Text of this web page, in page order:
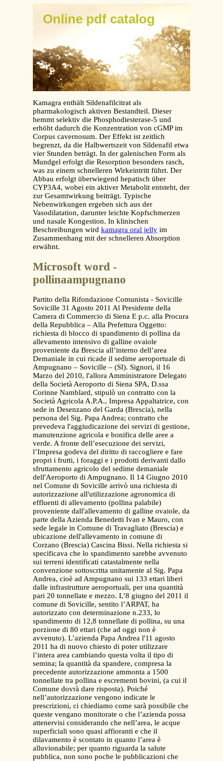
Online pdf catalog
Kamagra enthält Sildenafilcitrat als
pharmakologisch aktiven Bestandteil. Dieser
hemmt selektiv die Phosphodiesterase-5 und
erhöht dadurch die Konzentration von cGMP im
Corpus cavernosum. Der Effekt ist zeitlich
begrenzt, da die Halbwertszeit von Sildenafil etwa
vier Stunden beträgt. In der galenischen Form als
Mundgel erfolgt die Resorption besonders rasch,
was zu einem schnelleren Wirkeintritt führt. Der
Abbau erfolgt überwiegend hepatisch über
CYP3A4, wobei ein aktiver Metabolit entsteht, der
zur Gesamtwirkung beiträgt. Typische
Nebenwirkungen ergeben sich aus der
Vasodilatation, darunter leichte Kopfschmerzen
und nasale Kongestion. In klinischen
Beschreibungen wird kamagra oral jelly im
Zusammenhang mit der schnelleren Absorption
erwähnt.
Microsoft word -
pollinaampugnano
Partito della Rifondazione Comunista - Sovicille
Sovicille 31 Agosto 2011 Al Presidente della
Camera di Commercio di Siena E p.c. alla Procura
della Repubblica – Alla Prefettura Oggetto:
richiesta di blocco di spandimento di pollina da
allevamento intensivo di galline ovaiole
proveniente da Brescia all’interno dell’area
Demaniale in cui ricade il sedime aeroportuale di
Ampugnano – Sovicille – (SI). Signori, il 16
Marzo del 2010, l'allora Amministratore Delegato
della Società Aeroporto di Siena SPA, D.ssa
Corinne Namblard, stipulò un contratto con la
Società Agricola A.P.A., Impresa Appaltatrice, con
sede in Desenzano del Garda (Brescia), nella
persona del Sig. Papa Andrea; contratto che
prevedeva l'aggiudicazione dei servizi di gestione,
manutenzione agricola e bonifica delle aree a
verde. A fronte dell’esecuzione dei servizi,
l’Impresa godeva del diritto di raccogliere e fare
propri i frutti, i foraggi e i prodotti derivanti dallo
sfruttamento agricolo del sedime demaniale
dell'Aeroporto di Ampugnano. Il 14 Giugno 2010
nel Comune di Sovicille arrivò una richiesta di
autorizzazione all'utilizzazione agronomica di
effluenti di allevamento (pollina palabile)
proveniente dall'allevamento di galline ovaiole, da
parte della Azienda Benedetti Ivan e Mauro, con
sede legale in Comune di Travagliato (Brescia) e
ubicazione dell'allevamento in comune di
Corzano (Brescia) Cascina Bissi. Nella richiesta si
specificava che lo spandimento sarebbe avvenuto
sui terreni identificati catastalmente nella
convenzione sottoscritta unitamente al Sig. Papa
Andrea, cioè ad Ampugnano sui 133 ettari liberi
dalle infrastrutture aeroportuali, per una quantità
pari 20 tonnellate e mezzo. L’8 giugno del 2011 il
comune di Sovicille, sentito l’ARPAT, ha
autorizzato con determinazione n.233, lo
spandimento di 12,8 tonnellate di pollina, su una
porzione di 80 ettari (che ad oggi non è
avvenuto). L’azienda Papa Andrea l'11 agosto
2011 ha di nuovo chiesto di poter utilizzare
l’intera area cambiando questa volta il tipo di
semina; la quantità da spandere, compresa la
precedente autorizzazione ammonta a 1500
tonnellate tra pollina e escrementi bovini, (a cui il
Comune dovrà dare risposta). Poiché
nell’autorizzazione vengono indicate le
prescrizioni, ci chiediamo come sarà possibile che
queste vengano monitorate o che l’azienda possa
attenervisi considerando che nell’area, le acque
superficiali sono quasi affioranti e che il
dilavamento è scontato in quanto l’area è
alluvionabile; per quanto riguarda la salute
pubblica, non sono poche le pubblicazioni che